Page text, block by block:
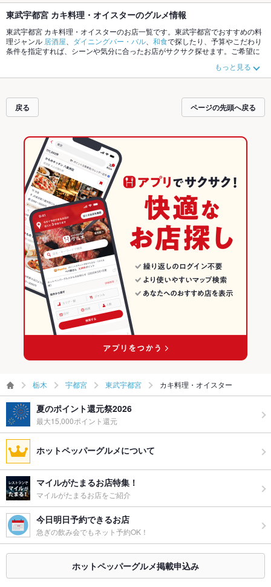
東武宇都宮 カキ料理・オイスターのグルメ情報
東武宇都宮 カキ料理・オイスターのお店一覧です。東武宇都宮でおすすめの料
理ジャンル 居酒屋 ダイニングバー・バル 和食で探したり、予算やこだわり
条件を指定すれば、シーンや気分に合ったお店がサクサク探せます。ご希望に
もチェックしてみてください。ホットペッパーグルメなら、お得
なクーポンはもちろん、こだわりメニューからあげ、お茶漬け、馬刺しや季節
る簡単便利なネット予約が使えるお店も拡大中です。友達どうしの飲み会に
も、会社の宴会にも、デートやパーティーにもお得に便利にホットペッパーグ
ルメをご利用ください。
もっと見る
戻る ページの先頭へ戻る
栃木 宇都宮 東武宇都宮 カキ料理・オイスター
夏のポイント還元祭2026
最大15,000ポイント還元
ホットペッパーグルメについて
マイルがたまるお店特集！
マイルがたまるお店をご紹介
今日明日予約できるお店
急ぎの飲み会でもネット予約OK！
ホットペッパーグルメ掲載申込み